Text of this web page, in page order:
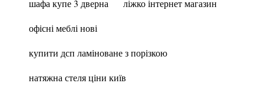
шафа купе 3 дверна
ліжко інтернет магазин
офісні меблі нові
купити дсп ламіноване з порізкою
натяжна стеля ціни київ